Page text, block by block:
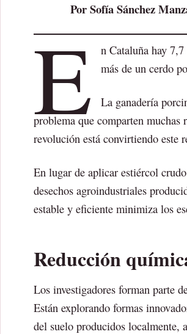
Por Sofía Sánchez
E
n Cataluña hay
más de un cerdo
La ganadería
problema que comparten muchas
revolución está convirtiendo este
En lugar de aplicar estiércol
desechos agroindustriales
estable y eficiente minimiza los
Reducción
Los investigadores forman parte
Están explorando formas
del suelo producidos localmente,